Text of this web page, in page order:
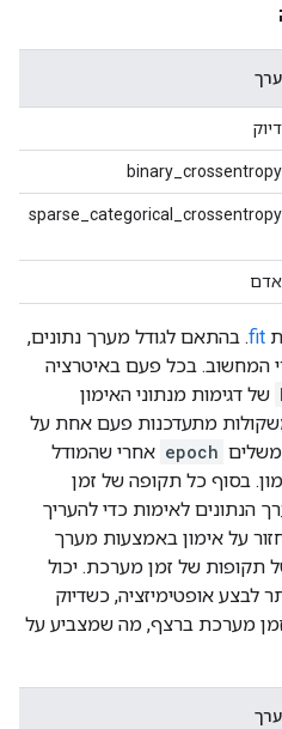
ערך
דיוק
binary_crossentropy
sparse_categorical_crossentropy
אדם
fit. בהתאם לגודל מערך נתונים,
המחשוב. בכל פעם באיטרציה
של דגימות מנתוני האימון
מתעדכנות פעם אחת על
epoch אחרי שהמודל
בסוף כל תקופה של זמן
לאימות כדי להעריך
על אימון באמצעות מערך
תקופות של זמן מערכת. יכול
לבצע אופטימיזציה, כשדיוק
מערכת ברצף, מה שמצביע על
ערך